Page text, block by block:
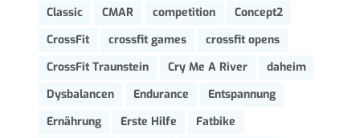
Classic
CMAR competition
Concept2
CrossFit
crossfit games
crossfit opens
CrossFit Traunstein
Cry Me A River
daheim
Dysbalancen
Endurance
Entspannung
Ernährung
Erste Hilfe
Fatbike